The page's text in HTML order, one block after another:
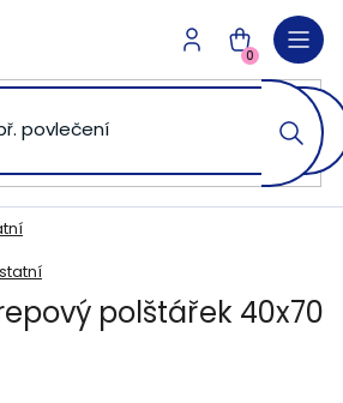
NÁKUPNÍ
KOŠÍK
0
polštářek 40x70